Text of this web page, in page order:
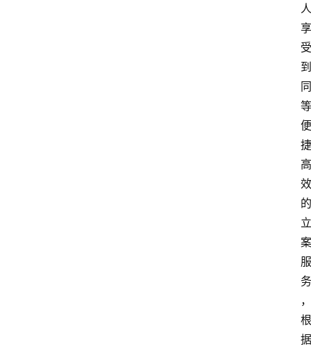
人
享
受
到
同
等
便
捷
高
效
的
立
案
服
务
，
根
据